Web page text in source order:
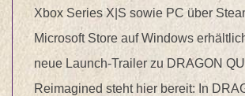
Xbox Series X|S sowie PC über
Microsoft Store auf Windows
neue Launch-Trailer zu DRAGON
Reimagined steht hier bereit: In